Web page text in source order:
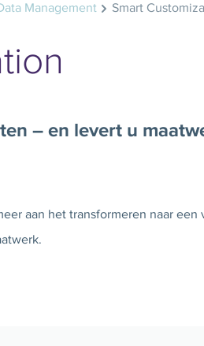
Management Smart
– en levert u
aan het transformeren naar een